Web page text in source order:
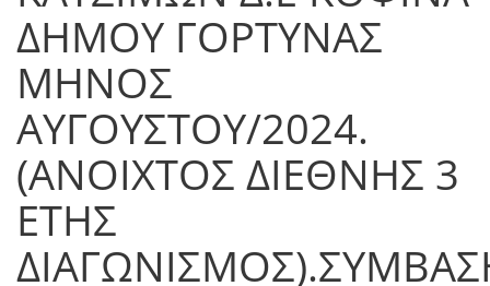
ΔΗΜΟΥ ΓΟΡΤΥΝΑΣ
ΜΗΝΟΣ
ΑΥΓΟΥΣΤΟΥ/2024.
(ΑΝΟΙΧΤΟΣ ΔΙΕΘΝΗΣ 3
ΕΤΗΣ